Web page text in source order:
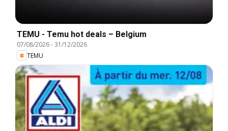
TEMU - Temu hot deals – Belgium
07/08/2026-31/12/2026
TEMU